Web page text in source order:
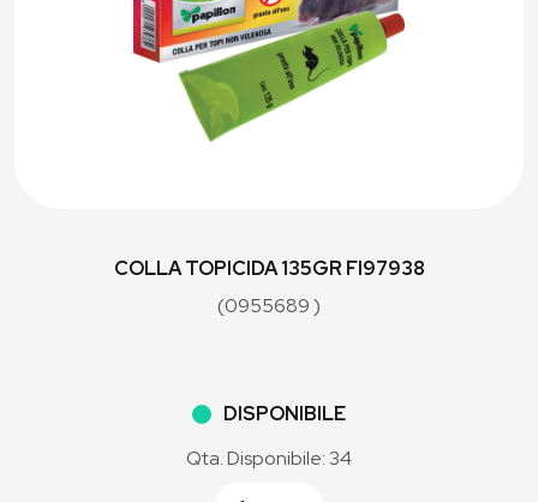
COLLA TOPICIDA 135GR FI97938
(0955689 )
DISPONIBILE
Qta. Disponibile: 34